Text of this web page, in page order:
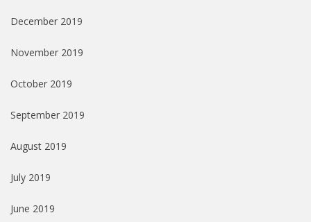
December 2019
November 2019
October 2019
September 2019
August 2019
July 2019
June 2019